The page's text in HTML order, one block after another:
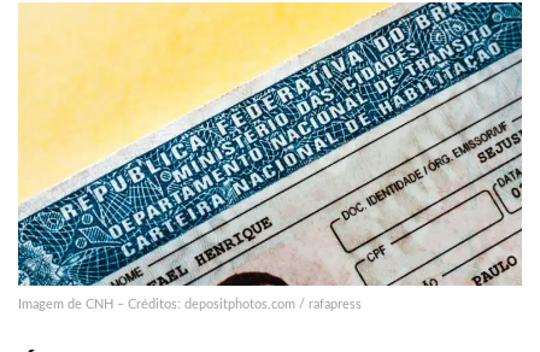
Imagem de CNH – Créditos: depositphotos.com / rafapress